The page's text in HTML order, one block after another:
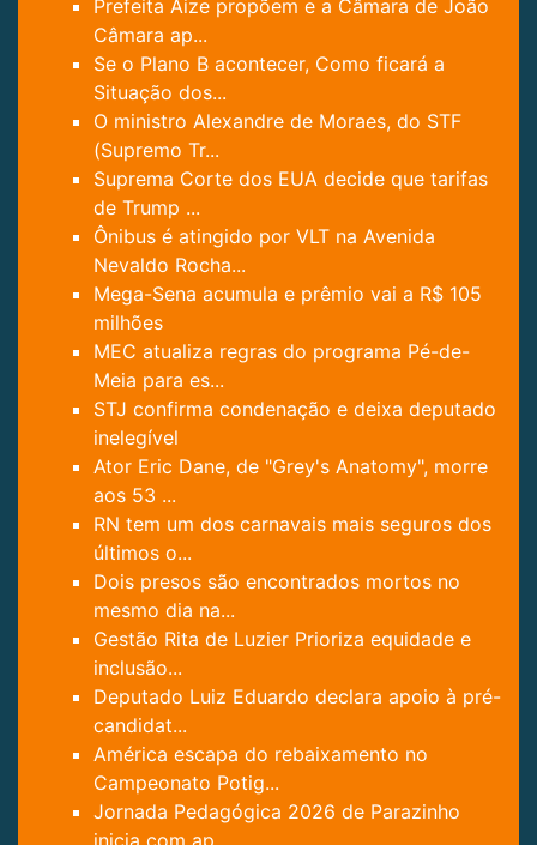
Prefeita Aize propõem e a Câmara de João
Câmara ap...
Se o Plano B acontecer, Como ficará a
Situação dos...
O ministro Alexandre de Moraes, do STF
(Supremo Tr...
Suprema Corte dos EUA decide que tarifas
de Trump ...
Ônibus é atingido por VLT na Avenida
Nevaldo Rocha...
Mega-Sena acumula e prêmio vai a R$ 105
milhões
MEC atualiza regras do programa Pé-de-
Meia para es...
STJ confirma condenação e deixa deputado
inelegível
Ator Eric Dane, de "Grey's Anatomy", morre
aos 53 ...
RN tem um dos carnavais mais seguros dos
últimos o...
Dois presos são encontrados mortos no
mesmo dia na...
Gestão Rita de Luzier Prioriza equidade e
inclusão...
Deputado Luiz Eduardo declara apoio à pré-
candidat...
América escapa do rebaixamento no
Campeonato Potig...
Jornada Pedagógica 2026 de Parazinho
inicia com ap...